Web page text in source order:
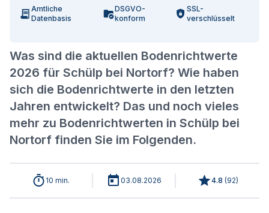
Was sind die aktuellen Bodenrichtwerte
2026 für Schülp bei Nortorf? Wie haben
sich die Bodenrichtwerte in den letzten
Jahren entwickelt? Das und noch vieles
mehr zu Bodenrichtwerten in Schülp bei
Nortorf finden Sie im Folgenden.
Amtliche
Datenbasis
DSGVO-
konform
SSL-
verschlüsselt
10 min. 03.08.2026 4.8 (92)